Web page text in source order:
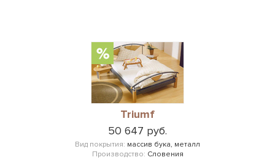
Triumf
50 647 руб.
Вид покрытия: массив бука, металл
Производство: Словения